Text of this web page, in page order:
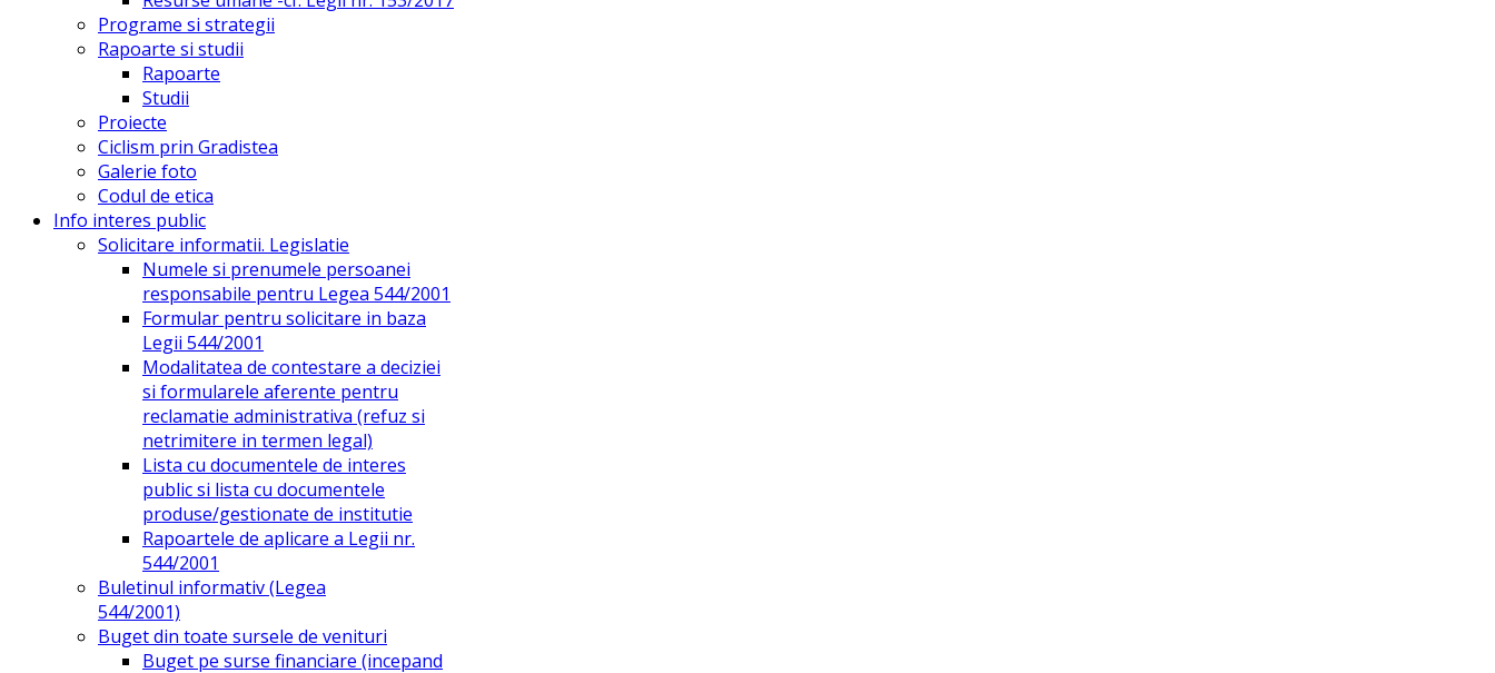
Programe si strategii
Rapoarte si studii
Rapoarte
Studii
Proiecte
Ciclism prin Gradistea
Galerie foto
Codul de etica
Info interes public
Solicitare informatii. Legislatie
Numele si prenumele persoanei
responsabile pentru Legea 544/2001
Formular pentru solicitare in baza
Legii 544/2001
Modalitatea de contestare a deciziei
si formularele aferente pentru
reclamatie administrativa (refuz si
netrimitere in termen legal)
Lista cu documentele de interes
public si lista cu documentele
produse/gestionate de institutie
Rapoartele de aplicare a Legii nr.
544/2001
Buletinul informativ (Legea
544/2001)
Buget din toate sursele de venituri
Buget pe surse financiare (incepand